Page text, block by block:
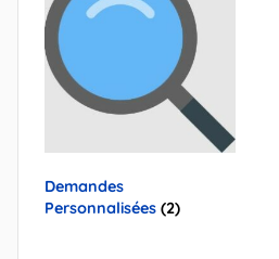
Demandes
Personnalisées (2)